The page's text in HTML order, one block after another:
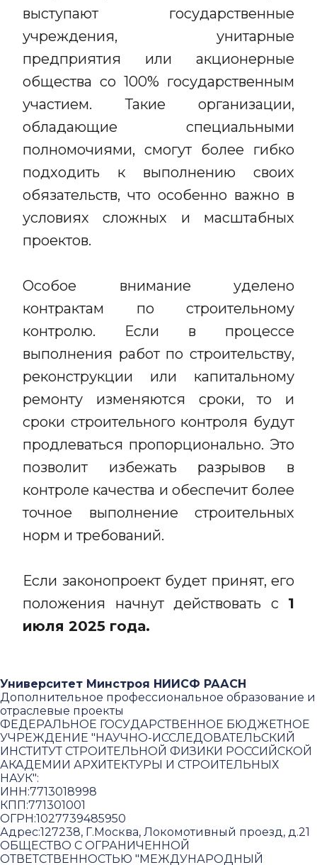
выступают государственные
учреждения, унитарные
предприятия или акционерные
общества со 100% государственным
участием. Такие организации,
обладающие специальными
полномочиями, смогут более гибко
подходить к выполнению своих
обязательств, что особенно важно в
условиях сложных и масштабных
проектов.
Особое внимание уделено
контрактам по строительному
контролю. Если в процессе
выполнения работ по строительству,
реконструкции или капитальному
ремонту изменяются сроки, то и
сроки строительного контроля будут
продлеваться пропорционально. Это
позволит избежать разрывов в
контроле качества и обеспечит более
точное выполнение строительных
норм и требований.
Если законопроект будет принят, его
положения начнут действовать с 1
июля 2025 года.
Университет Минстроя НИИСФ РААСН
Дополнительное профессиональное образование и
отраслевые проекты
ФЕДЕРАЛЬНОЕ ГОСУДАРСТВЕННОЕ БЮДЖЕТНОЕ
УЧРЕЖДЕНИЕ "НАУЧНО-ИССЛЕДОВАТЕЛЬСКИЙ
ИНСТИТУТ СТРОИТЕЛЬНОЙ ФИЗИКИ РОССИЙСКОЙ
АКАДЕМИИ АРХИТЕКТУРЫ И СТРОИТЕЛЬНЫХ
НАУК":
ИНН:7713018998
КПП:771301001
ОГРН:1027739485950
Адрес:127238, Г.Москва, Локомотивный проезд, д.21
ОБЩЕСТВО С ОГРАНИЧЕННОЙ
ОТВЕТСТВЕННОСТЬЮ "МЕЖДУНАРОДНЫЙ